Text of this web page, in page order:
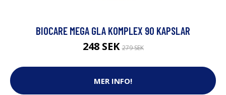
BIOCARE MEGA GLA KOMPLEX 90 KAPSLAR
248 SEK279 SEK
MER INFO!